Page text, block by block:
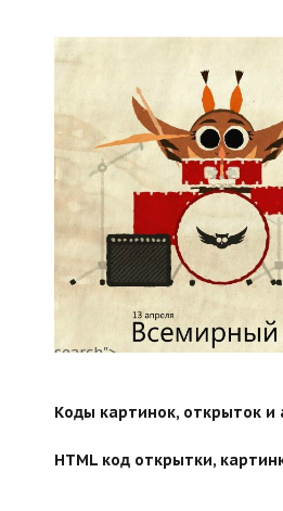
search">
Коды картинок, открыток и
HTML код открытки,